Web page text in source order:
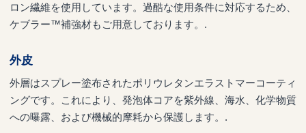
ロン繊維を使用しています。過酷な使用条件に対応するため、
ケブラー™補強材もご用意しております。.
外皮
外層はスプレー塗布されたポリウレタンエラストマーコーティ
ングです。これにより、発泡体コアを紫外線、海水、化学物質
への曝露、および機械的摩耗から保護します。.